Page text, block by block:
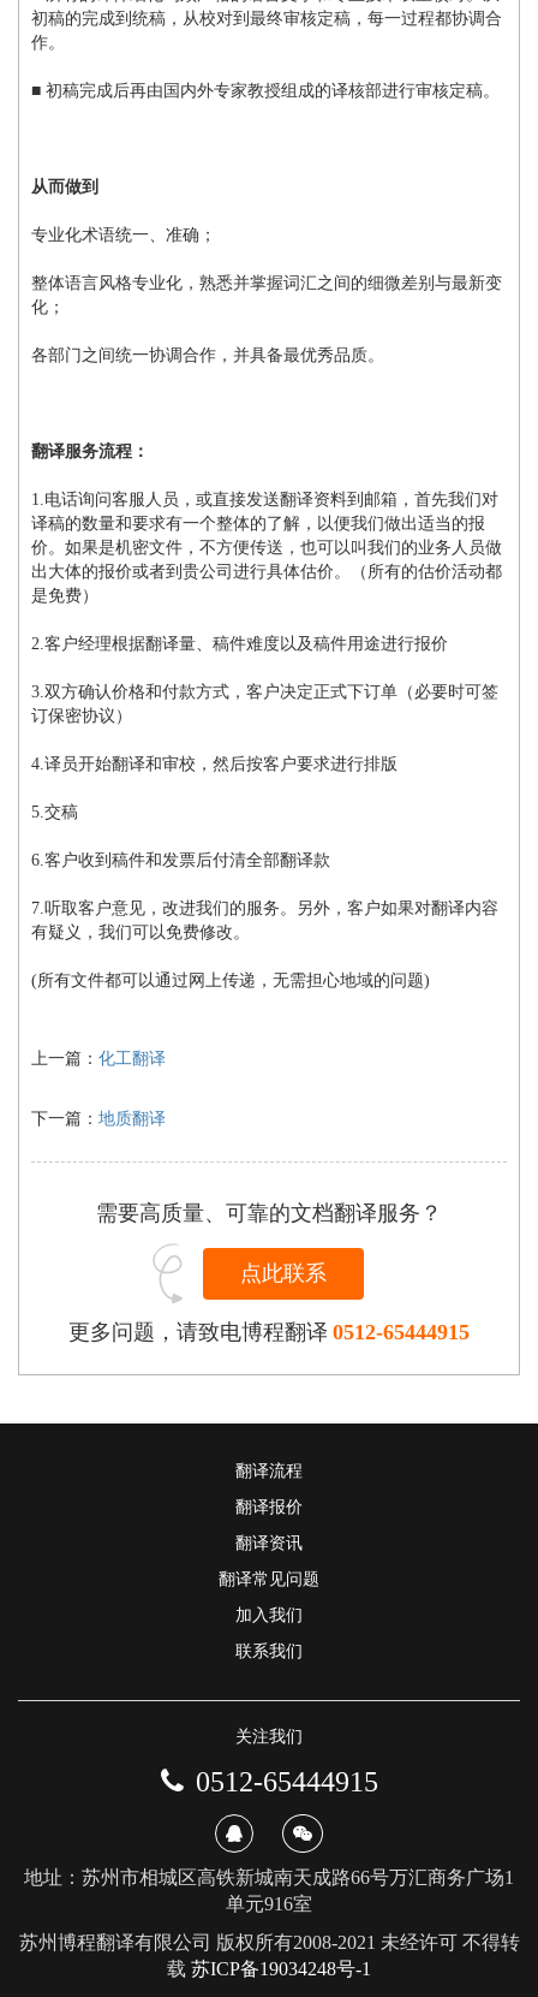
初稿的完成到统稿，从校对到最终审核定稿，每一过程都协调合
作。
■ 初稿完成后再由国内外专家教授组成的译核部进行审核定稿。
从而做到
专业化术语统一、准确；
整体语言风格专业化，熟悉并掌握词汇之间的细微差别与最新变
化；
各部门之间统一协调合作，并具备最优秀品质。
翻译服务流程：
1.电话询问客服人员，或直接发送翻译资料到邮箱，首先我们对
译稿的数量和要求有一个整体的了解，以便我们做出适当的报
价。如果是机密文件，不方便传送，也可以叫我们的业务人员做
出大体的报价或者到贵公司进行具体估价。（所有的估价活动都
是免费）
2.客户经理根据翻译量、稿件难度以及稿件用途进行报价
3.双方确认价格和付款方式，客户决定正式下订单（必要时可签
订保密协议）
4.译员开始翻译和审校，然后按客户要求进行排版
5.交稿
6.客户收到稿件和发票后付清全部翻译款
7.听取客户意见，改进我们的服务。另外，客户如果对翻译内容
有疑义，我们可以免费修改。
(所有文件都可以通过网上传递，无需担心地域的问题)
上一篇： 化工翻译
下一篇： 地质翻译
需要高质量、可靠的文档翻译服务？
点此联系
更多问题，请致电博程翻译 0512-65444915
翻译流程
翻译报价
翻译资讯
翻译常见问题
加入我们
联系我们
关注我们
0512-65444915
地址：苏州市相城区高铁新城南天成路66号万汇商务广场1
单元916室
苏州博程翻译有限公司 版权所有2008-2021 未经许可 不得转
载 苏ICP备19034248号-1